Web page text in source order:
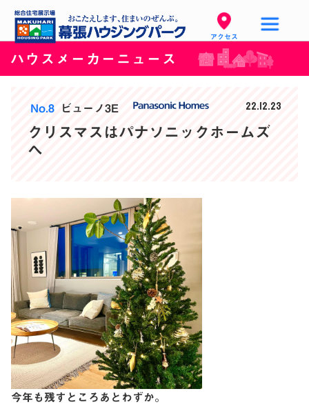
アクセス
ハウスメーカーニュース
No.8 ビューノ3E 22.12.23
クリスマスはパナソニックホームズ
へ
今年も残すところあとわずか。